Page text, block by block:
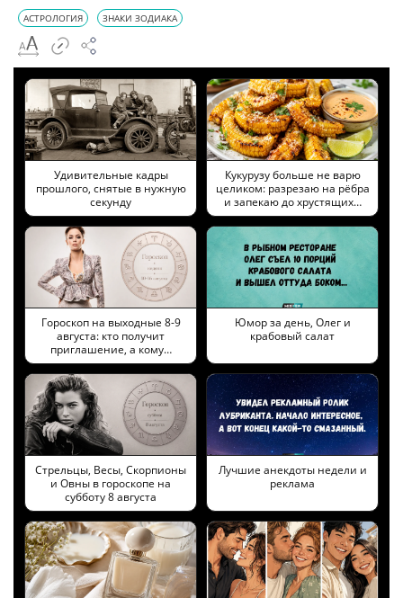
АСТРОЛОГИЯ ЗНАКИ ЗОДИАКА
Удивительные кадры
прошлого, снятые в нужную
секунду
Кукурузу больше не варю
целиком: разрезаю на рёбра
и запекаю до хрустящих…
Гороскоп на выходные 8-9
августа: кто получит
приглашение, а кому…
Юмор за день, Олег и
крабовый салат
Стрельцы, Весы, Скорпионы
и Овны в гороскопе на
субботу 8 августа
Лучшие анекдоты недели и
реклама